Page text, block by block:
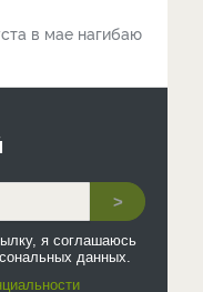
в мае нагибаю
>
я соглашаюсь
данных.